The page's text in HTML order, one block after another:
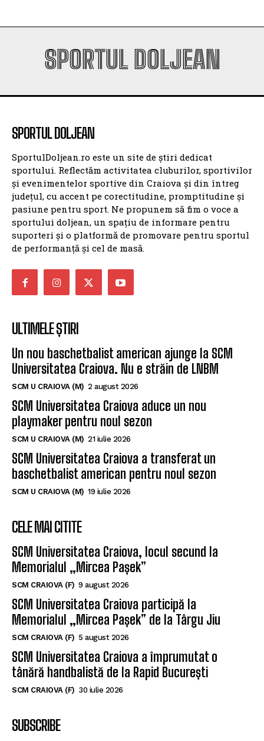
SPORTUL DOLJEAN
SPORTUL DOLJEAN
SportulDoljean.ro este un site de știri dedicat
sportului. Reflectăm activitatea cluburilor, sportivilor
și evenimentelor sportive din Craiova și din întreg
județul, cu accent pe corectitudine, promptitudine și
pasiune pentru sport. Ne propunem să fim o voce a
sportului doljean, un spațiu de informare pentru
suporteri și o platformă de promovare pentru sportul
de performanță și cel de masă.
ULTIMELE ȘTIRI
Un nou baschetbalist american ajunge la SCM
Universitatea Craiova. Nu e străin de LNBM
SCM U CRAIOVA (M) 2 august 2026
SCM Universitatea Craiova aduce un nou
playmaker pentru noul sezon
SCM U CRAIOVA (M) 21 iulie 2026
SCM Universitatea Craiova a transferat un
baschetbalist american pentru noul sezon
SCM U CRAIOVA (M) 19 iulie 2026
CELE MAI CITITE
SCM Universitatea Craiova, locul secund la
Memorialul „Mircea Pașek”
SCM CRAIOVA (F) 9 august 2026
SCM Universitatea Craiova participă la
Memorialul „Mircea Pașek” de la Târgu Jiu
SCM CRAIOVA (F) 5 august 2026
SCM Universitatea Craiova a împrumutat o
tânără handbalistă de la Rapid București
SCM CRAIOVA (F) 30 iulie 2026
SUBSCRIBE